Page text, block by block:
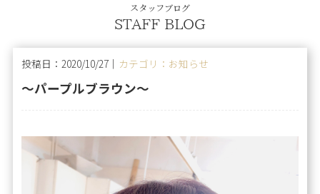
スタッフブログ
STAFF BLOG
投稿日：2020/10/27｜ カテゴリ：お知らせ
〜パープルブラウン〜